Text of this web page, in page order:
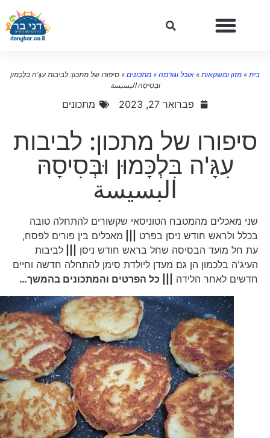
»מזון ומשקאות»אוכל וגורמה»מתכונים»סיפורו של מתכון: לביבות עִגָּ'ה בִּלְכָּמוּן
וּבְּסִיסָהּ البسيسة
פברואר 27, 2023 מתכונים
סיפורו של מתכון: לביבות
עִגָּ'ה בִּלְכָּמוּן וּבְּסִיסָהּ
البسيسة
שני מאכלים מהמטבח הטוניסאי שקשורים להתחלה טובה
בכלל ולראש חודש ניסן בפרט|||
מאכלים בין פורים לפסח,
עת חל מועד הבסיסה שחל בראש חודש ניסן|||
לביבות
העיג'ה בלכמון הן גם מעדן ליולדת סימן להתחלה חדשה וחיים
חדשים לאחר הלידה||| כל הפרטים והמתכונים בהמשך…